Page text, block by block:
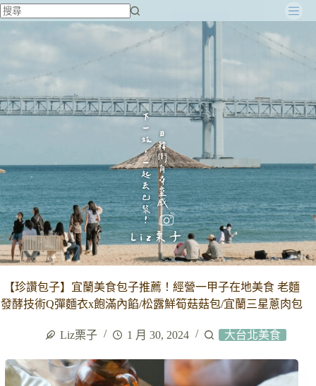
跳
容
【珍讚包子】宜蘭美食包子推薦！經營一甲子在地美食 老麵
發酵技術Q彈麵衣x飽滿內餡/松露鮮筍菇菇包/宜蘭三星蔥肉包
Liz栗子 1 月 30, 2024 大台北美食